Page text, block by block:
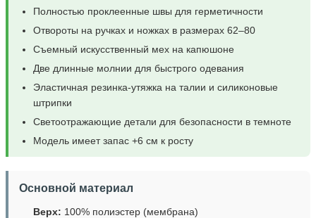
Полностью проклеенные швы для герметичности
Отвороты на ручках и ножках в размерах 62–80
Съемный искусственный мех на капюшоне
Две длинные молнии для быстрого одевания
Эластичная резинка-утяжка на талии и силиконовые
штрипки
Светоотражающие детали для безопасности в темноте
Модель имеет запас +6 см к росту
Основной материал
Верх: 100% полиэстер (мембрана)